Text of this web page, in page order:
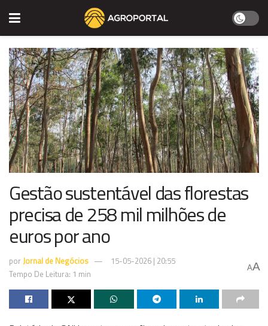
Gestão sustentável das florestas
precisa de 258 mil milhões de
euros por ano
porJornal de Negócios
15-05-2026 | 20:55
Tempo De Leitura: 1 min
AA